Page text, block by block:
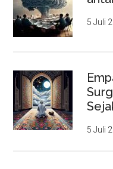
5 Juli
5 Juli